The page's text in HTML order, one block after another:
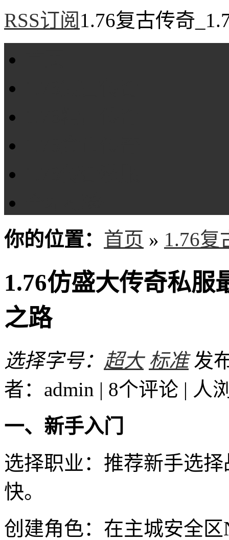
RSS订阅 1.76复古传奇
你的位置： 首页 » 1.76复
1.76仿盛大传奇私服
之路
选择字号： 超大 标准 发
者：admin | 8个评论 | 人
一、新手入门
选择职业：推荐新手选
快。
创建角色：在主城安全